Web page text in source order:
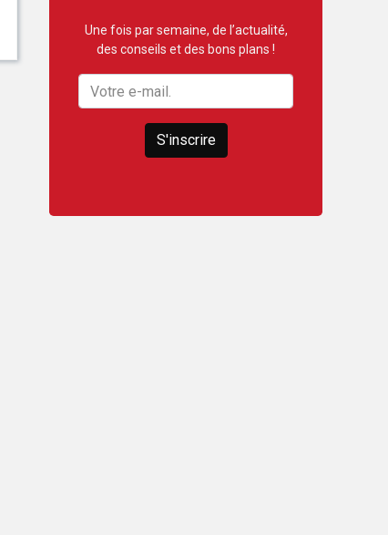
23000 € HT
Une fois par semaine, de l’actualité,
des conseils et des bons plans !
S'inscrire